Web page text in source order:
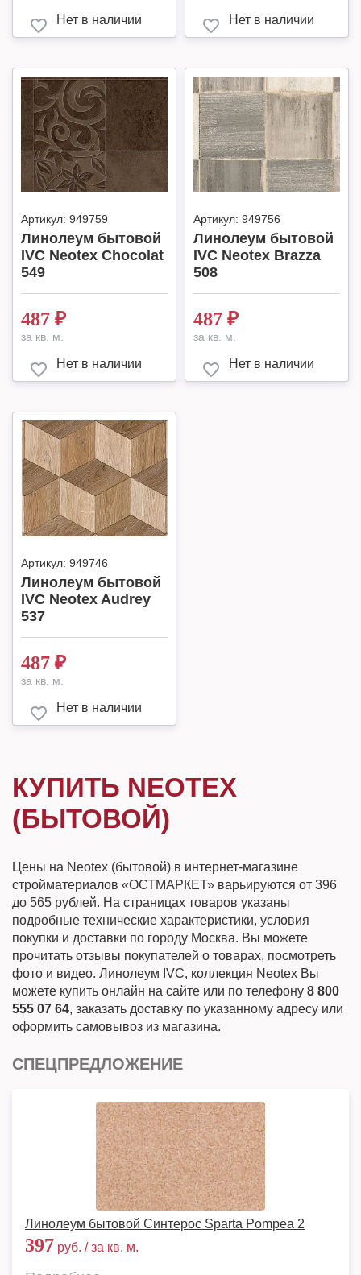
Нет в наличии Нет в наличии
Артикул: 949759
Линолеум бытовой
IVC Neotex Chocolat
549
487 ₽
за кв. м.
Нет в наличии
Артикул: 949756
Линолеум бытовой
IVC Neotex Brazza
508
487 ₽
за кв. м.
Нет в наличии
Артикул: 949746
Линолеум бытовой
IVC Neotex Audrey
537
487 ₽
за кв. м.
Нет в наличии
КУПИТЬ NEOTEX
(БЫТОВОЙ)
Цены на Neotex (бытовой) в интернет-магазине
стройматериалов «ОСТМАРКЕТ» варьируются от 396
до 565 рублей. На страницах товаров указаны
подробные технические характеристики, условия
покупки и доставки по городу Москва. Вы можете
прочитать отзывы покупателей о товарах, посмотреть
фото и видео. Линолеум IVC, коллекция Neotex Вы
можете купить онлайн на сайте или по телефону 8 800
555 07 64, заказать доставку по указанному адресу или
оформить самовывоз из магазина.
СПЕЦПРЕДЛОЖЕНИЕ
Линолеум бытовой Синтерос Sparta Pompea 2
397 руб. / за кв. м.